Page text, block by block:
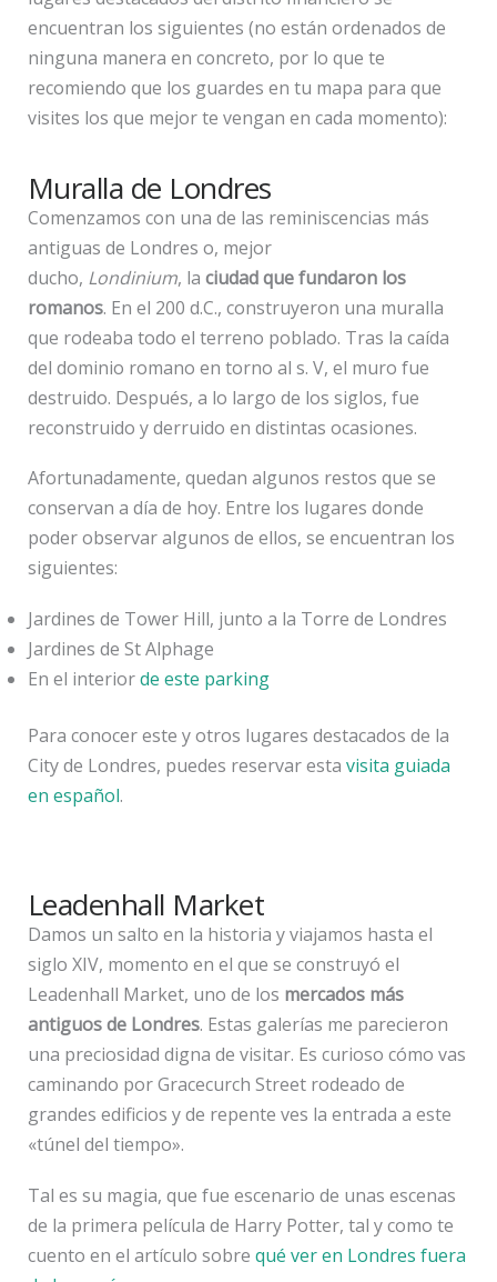
encuentran los siguientes (no están ordenados de
ninguna manera en concreto, por lo que te
recomiendo que los guardes en tu mapa para que
visites los que mejor te vengan en cada momento):
Muralla de Londres
Comenzamos con una de las reminiscencias más
antiguas de Londres o, mejor
ducho, Londinium, la ciudad que fundaron los
romanos. En el 200 d.C., construyeron una muralla
que rodeaba todo el terreno poblado. Tras la caída
del dominio romano en torno al s. V, el muro fue
destruido. Después, a lo largo de los siglos, fue
reconstruido y derruido en distintas ocasiones.
Afortunadamente, quedan algunos restos que se
conservan a día de hoy. Entre los lugares donde
poder observar algunos de ellos, se encuentran los
siguientes:
Jardines de Tower Hill, junto a la Torre de Londres
Jardines de St Alphage
En el interiorde este parking
Para conocer este y otros lugares destacados de la
City de Londres, puedes reservar esta visita guiada
en español.
Leadenhall Market
Damos un salto en la historia y viajamos hasta el
siglo XIV, momento en el que se construyó el
Leadenhall Market, uno de los mercados más
antiguos de Londres. Estas galerías me parecieron
una preciosidad digna de visitar. Es curioso cómo vas
caminando por Gracecurch Street rodeado de
grandes edificios y de repente ves la entrada a este
«túnel del tiempo».
Tal es su magia, que fue escenario de unas escenas
de la primera película de Harry Potter, tal y como te
cuento en el artículo sobre qué ver en Londres fuera